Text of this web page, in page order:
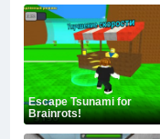
Escape Tsunami for
Brainrots!